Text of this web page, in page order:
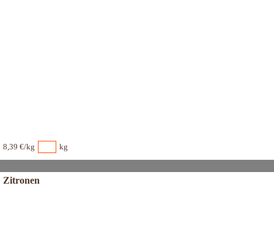
8,39 €/kg kg
Zitronen